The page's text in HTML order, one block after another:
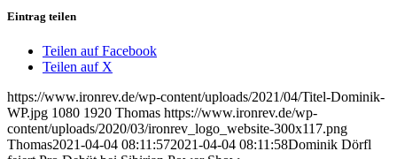
Eintrag teilen
Teilen auf Facebook
Teilen auf X
https://www.ironrev.de/wp-content/uploads/2021/04/Titel-Dominik-
WP.jpg 1080 1920 Thomas https://www.ironrev.de/wp-
content/uploads/2020/03/ironrev_logo_website-300x117.png
Thomas2021-04-04 08:11:572021-04-04 08:11:58Dominik Dörfl